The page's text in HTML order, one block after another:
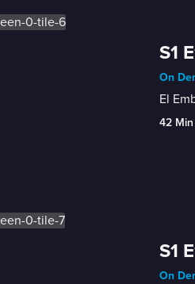
S1
On
El
42 Min
S1
On